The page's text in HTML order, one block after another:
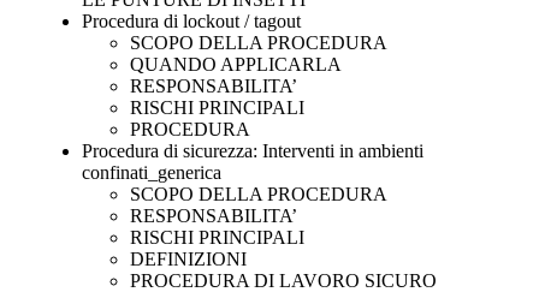
Procedura di lockout / tagout
SCOPO DELLA PROCEDURA
QUANDO APPLICARLA
RESPONSABILITA’
RISCHI PRINCIPALI
PROCEDURA
Procedura di sicurezza: Interventi in ambienti
confinati_generica
SCOPO DELLA PROCEDURA
RESPONSABILITA’
RISCHI PRINCIPALI
DEFINIZIONI
PROCEDURA DI LAVORO SICURO